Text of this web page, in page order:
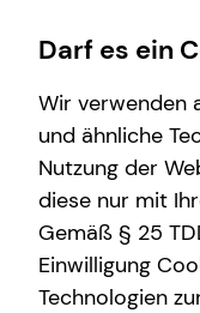
Wissenswertes
Über tecis
Luca
E-Mail
Darf es ein
Wir verwenden
und ähnliche
Nutzung der
diese nur mit
Gemäß § 25
Einwilligung
Technologien